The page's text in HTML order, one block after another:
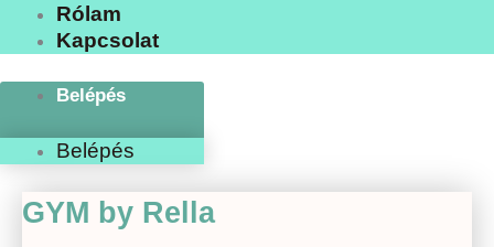
Rólam
Kapcsolat
Belépés
Belépés
GYM by Rella
GYM